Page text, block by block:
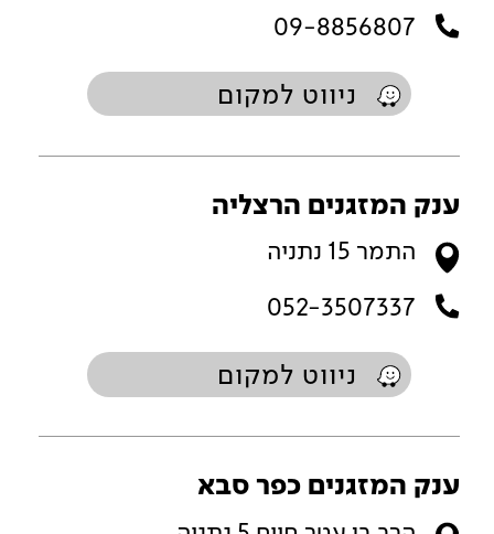
09-8856807
ניווט למקום
ענק המזגנים הרצליה
התמר 15 נתניה
052-3507337
ניווט למקום
ענק המזגנים כפר סבא